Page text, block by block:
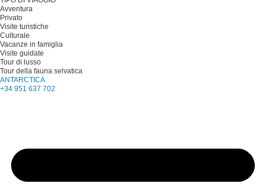
Avventura
Privato
Visite turistiche
Culturale
Vacanze in famiglia
Visite guidate
Tour di lusso
Tour della fauna selvatica
ANTARCTICA
+34 951 637 702